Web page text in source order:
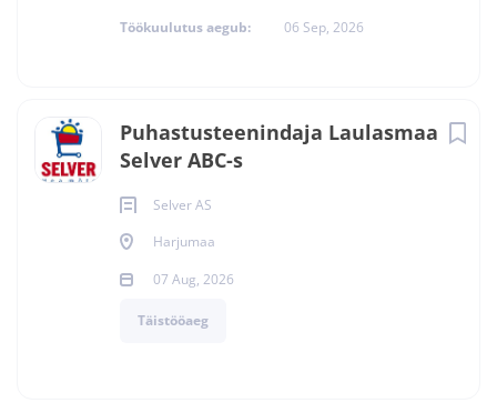
Töökuulutus aegub:
06 Sep, 2026
Puhastusteenindaja Laulasmaa
Selver ABC-s
Selver AS
Harjumaa
07 Aug, 2026
Täistööaeg